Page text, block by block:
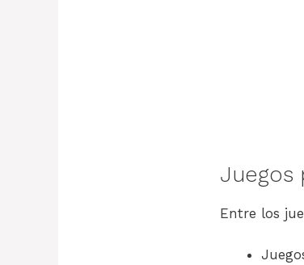
Juegos
Entre los